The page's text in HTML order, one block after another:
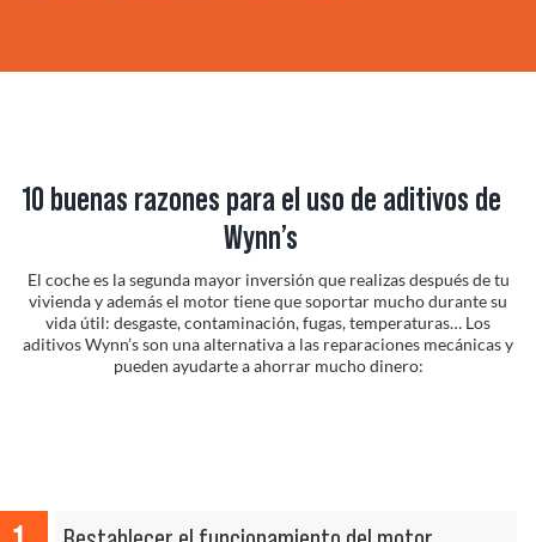
10 buenas razones para el uso de aditivos de
Wynn’s
El coche es la segunda mayor inversión que realizas después de tu
vivienda y además el motor tiene que soportar mucho durante su
vida útil: desgaste, contaminación, fugas, temperaturas… Los
aditivos Wynn’s son una alternativa a las reparaciones mecánicas y
pueden ayudarte a ahorrar mucho dinero: